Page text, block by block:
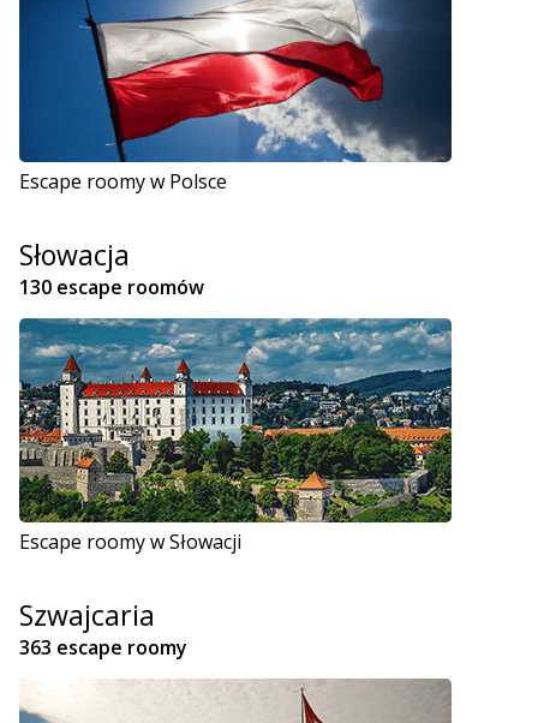
Escape roomy w Polsce
Słowacja
130 escape roomów
Escape roomy w Słowacji
Szwajcaria
363 escape roomy